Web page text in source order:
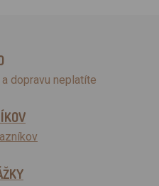
dopravu neplatíte